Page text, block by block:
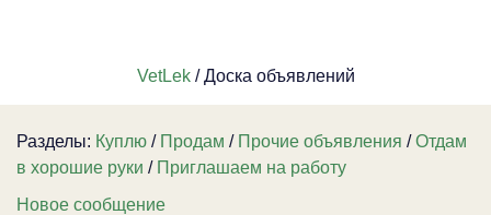
VetLek/ Доска объявлений
Разделы: Куплю / Продам / Прочие объявления /Отдам
в хорошие руки / Приглашаем на работу
Новое сообщение